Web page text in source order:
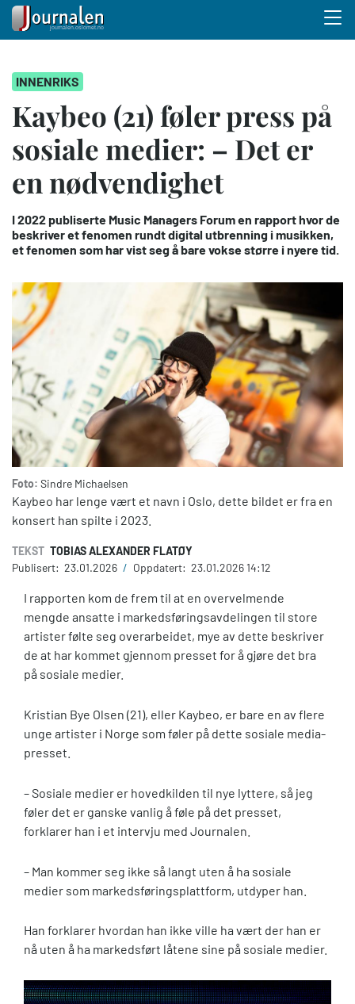
hovedinnhold
INNENRIKS
Kaybeo (21) føler press på
sosiale medier: – Det er
en nødvendighet
I 2022 publiserte Music Managers Forum en rapport hvor de
beskriver et fenomen rundt digital utbrenning i musikken,
et fenomen som har vist seg å bare vokse større i nyere tid.
Foto: Sindre Michaelsen
Kaybeo har lenge vært et navn i Oslo, dette bildet er fra en
konsert han spilte i 2023.
TEKST TOBIAS ALEXANDER FLATØY
Publisert: 23.01.2026 / Oppdatert: 23.01.2026 14:12
I rapporten kom de frem til at en overvelmende
mengde ansatte i markedsføringsavdelingen til store
artister følte seg overarbeidet, mye av dette beskriver
de at har kommet gjennom presset for å gjøre det bra
på sosiale medier.
Kristian Bye Olsen (21), eller Kaybeo, er bare en av flere
unge artister i Norge som føler på dette sosiale media-
presset.
– Sosiale medier er hovedkilden til nye lyttere, så jeg
føler det er ganske vanlig å føle på det presset,
forklarer han i et intervju med Journalen.
– Man kommer seg ikke så langt uten å ha sosiale
medier som markedsføringsplattform, utdyper han.
Han forklarer hvordan han ikke ville ha vært der han er
nå uten å ha markedsført låtene sine på sosiale medier.